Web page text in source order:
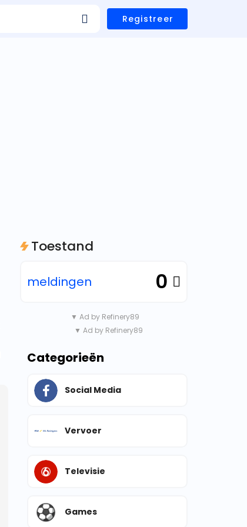
Registreer
Toestand
meldingen 0
▼ Ad by Refinery89
▼ Ad by Refinery89
Categorieën
Social Media
Vervoer
Televisie
Games